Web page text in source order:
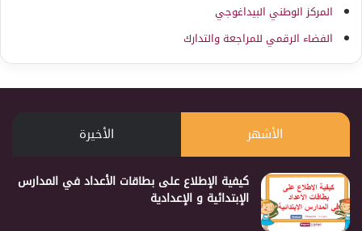
المركز الوطني البيداغوجي
الفضاء الرقمي للمراجعة والتدارك
الأشهر الأخيرة
كيفية الإطلاع على بطاقات الأعداد في المدارس
الإبتدائية و الإعدادية